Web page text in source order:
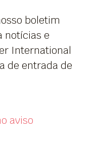
boletim
notícias e
International
de entrada de
aviso